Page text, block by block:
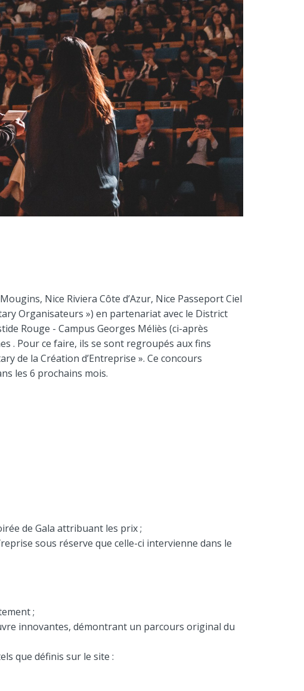
Nice Riviera Côte d’Azur, Nice Passeport Ciel
Organisateurs ») en partenariat avec le District
Rouge - Campus Georges Méliès (ci-après
. Pour ce faire, ils se sont regroupés aux fins
de la Création d’Entreprise ». Ce concours
les 6 prochains mois.
de Gala attribuant les prix ;
sous réserve que celle-ci intervienne dans le
;
innovantes, démontrant un parcours original du
que définis sur le site :